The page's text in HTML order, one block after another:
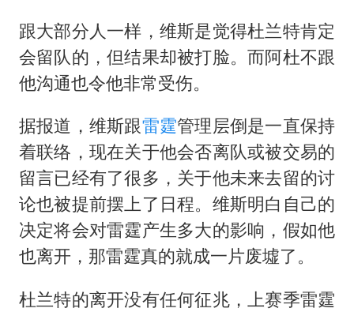
跟大部分人一样，维斯是觉得杜兰特肯定
会留队的，但结果却被打脸。而阿杜不跟
他沟通也令他非常受伤。
据报道，维斯跟雷霆管理层倒是一直保持
着联络，现在关于他会否离队或被交易的
留言已经有了很多，关于他未来去留的讨
论也被提前摆上了日程。维斯明白自己的
决定将会对雷霆产生多大的影响，假如他
也离开，那雷霆真的就成一片废墟了。
杜兰特的离开没有任何征兆，上赛季雷霆